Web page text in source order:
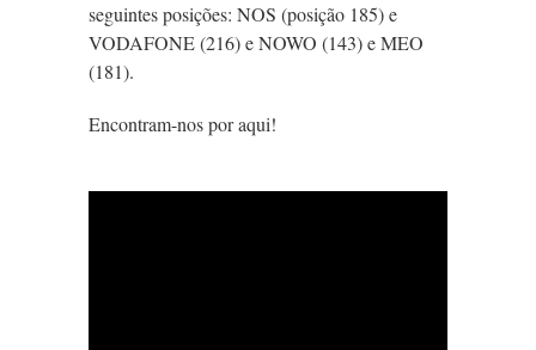
seguintes posições: NOS (posição 185) e
VODAFONE (216) e NOWO (143) e MEO
(181).
Encontram-nos por aqui!